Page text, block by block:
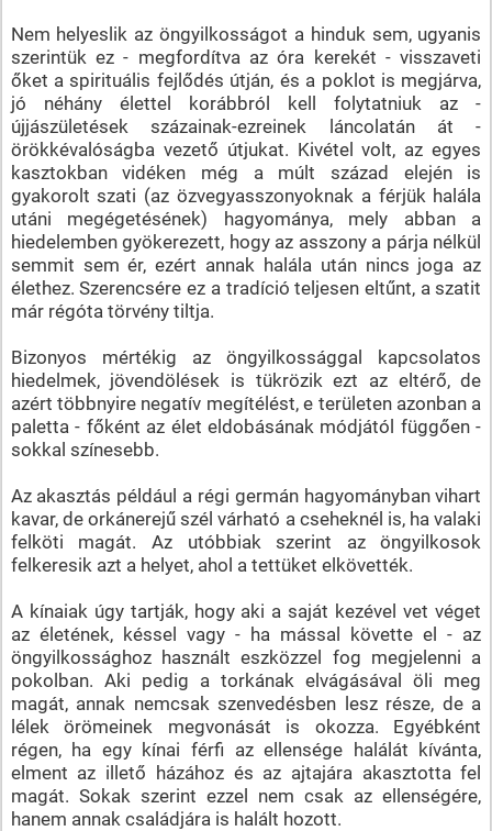
Nem helyeslik az öngyilkosságot a hinduk sem, ugyanis
szerintük ez - megfordítva az óra kerekét - visszaveti
őket a spirituális fejlődés útján, és a poklot is megjárva,
jó néhány élettel korábbról kell folytatniuk az -
újjászületések százainak-ezreinek láncolatán át -
örökkévalóságba vezető útjukat. Kivétel volt, az egyes
kasztokban vidéken még a múlt század elején is
gyakorolt szati (az özvegyasszonyoknak a férjük halála
utáni megégetésének) hagyománya, mely abban a
hiedelemben gyökerezett, hogy az asszony a párja nélkül
semmit sem ér, ezért annak halála után nincs joga az
élethez. Szerencsére ez a tradíció teljesen eltűnt, a szatit
már régóta törvény tiltja.
Bizonyos mértékig az öngyilkossággal kapcsolatos
hiedelmek, jövendölések is tükrözik ezt az eltérő, de
azért többnyire negatív megítélést, e területen azonban a
paletta - főként az élet eldobásának módjától függően -
sokkal színesebb.
Az akasztás például a régi germán hagyományban vihart
kavar, de orkánerejű szél várható a cseheknél is, ha valaki
felköti magát. Az utóbbiak szerint az öngyilkosok
felkeresik azt a helyet, ahol a tettüket elkövették.
A kínaiak úgy tartják, hogy aki a saját kezével vet véget
az életének, késsel vagy - ha mással követte el - az
öngyilkossághoz használt eszközzel fog megjelenni a
pokolban. Aki pedig a torkának elvágásával öli meg
magát, annak nemcsak szenvedésben lesz része, de a
lélek örömeinek megvonását is okozza. Egyébként
régen, ha egy kínai férfi az ellensége halálát kívánta,
elment az illető házához és az ajtajára akasztotta fel
magát. Sokak szerint ezzel nem csak az ellenségére,
hanem annak családjára is halált hozott.